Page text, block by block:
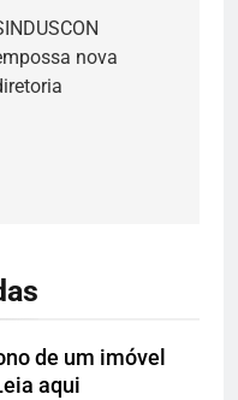
nova
de um imóvel
aqui